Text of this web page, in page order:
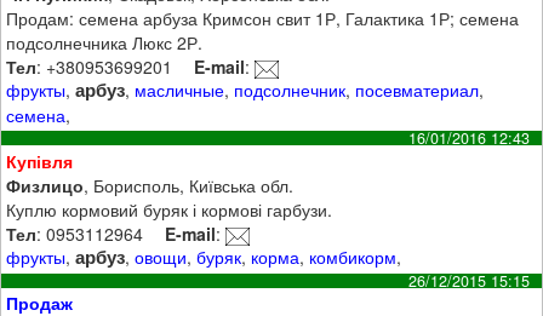
Продам: семена арбуза Кримсон свит 1Р, Галактика 1Р; семена
подсолнечника Люкс 2Р.
Тел: +380953699201 E-mail:
фрукты,арбуз, масличные, подсолнечник, посевматериал,
семена,
16/01/2016 12:43
Купівля
Физлицо, Борисполь, Київська обл.
Куплю кормовий буряк і кормові гарбузи.
Тел: 0953112964 E-mail:
фрукты,арбуз,овощи,буряк, корма, комбикорм,
26/12/2015 15:15
Продаж